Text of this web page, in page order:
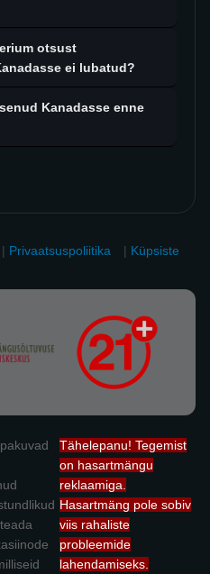
otsust
ei lubatud?
Kanadasse enne
| Privaatsuspoliitika | Küpsiste
Tähelepanu! Tegemist
on hasartmängu
reklaamiga.
Hasartmäng pole sobiv
viis rahaliste
probleemide
lahendamiseks.